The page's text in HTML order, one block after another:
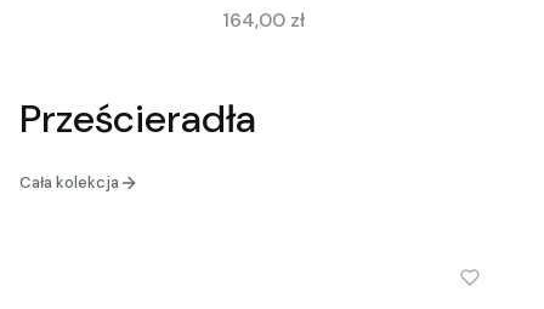
Cena
164,00 zł
Prześcieradła
Cała kolekcja